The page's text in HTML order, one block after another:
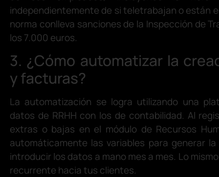
independientemente de si teletrabajan o están
norma conlleva sanciones de la Inspección de
los 7.000 euros.
3. ¿Cómo automatizar la
y facturas?
La automatización se logra utilizando una
datos de RRHH con los de contabilidad. Al
extras o bajas en el módulo de Recursos
automáticamente las variables para generar
introducir los datos a mano mes a mes. Lo
recurrente hacia tus clientes.